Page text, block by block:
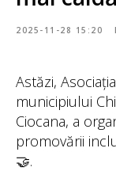
2025-11-28 15:20
Astăzi,
municipiului
Ciocana, a
promovării
🤝.